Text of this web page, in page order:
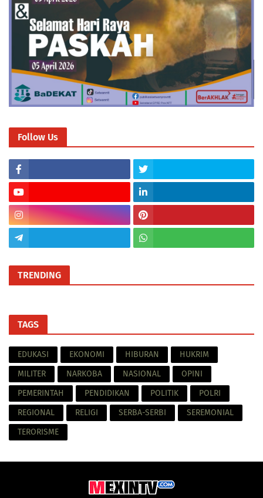
Follow Us
TRENDING
TAGS
EDUKASI EKONOMI HIBURAN
HUKRIM
MILITER
NARKOBA NASIONAL
OPINI
PEMERINTAH
PENDIDIKAN POLITIK
POLRI
REGIONAL
RELIGI SERBA-SERBI
SEREMONIAL
TERORISME